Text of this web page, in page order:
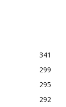
341
299
295
292